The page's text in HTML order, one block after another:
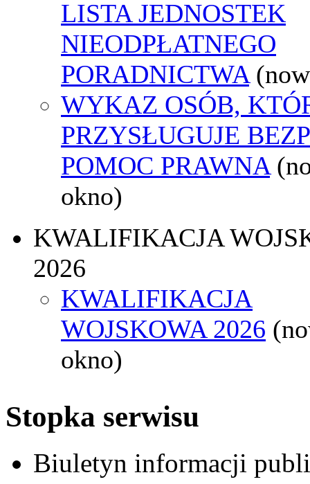
LISTA JEDNOSTEK
NIEODPŁATNEGO
PORADNICTWA
WYKAZ OSÓB,
PRZYSŁUGUJE
POMOC PRAWNA
okno)
KWALIFIKACJA
2026
KWALIFIKACJA
WOJSKOWA 2026
okno)
Stopka serwisu
Biuletyn informacji